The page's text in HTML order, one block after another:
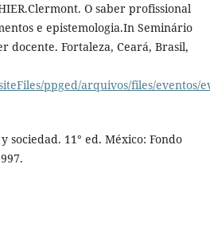
O saber profissional
e epistemologia.In Seminário
docente. Fortaleza, Ceará, Brasil,
ppged/arquivos/files/eventos/
sociedad. 11° ed. México: Fondo